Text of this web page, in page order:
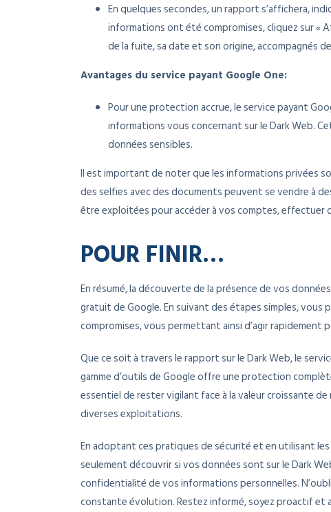
En quelques secondes, un rapport s’affichera,
informations ont été compromises, cliquez sur «
de la fuite, sa date et son origine, accompagnés
Avantages du service payant Google One:
Pour une protection accrue, le service payant
informations vous concernant sur le Dark Web.
données sensibles.
Il est important de noter que les informations privées
des selfies avec des documents peuvent se vendre à
être exploitées pour accéder à vos comptes, effectuer
POUR FINIR…
En résumé, la découverte de la présence de vos
gratuit de Google. En suivant des étapes simples,
compromises, vous permettant ainsi d’agir rapidement
Que ce soit à travers le rapport sur le Dark Web, le
gamme d’outils de Google offre une protection
essentiel de rester vigilant face à la valeur croissante
diverses exploitations.
En adoptant ces pratiques de sécurité et en utilisant
seulement découvrir si vos données sont sur le Dark
confidentialité de vos informations personnelles.
constante évolution. Restez informé, soyez proactif et